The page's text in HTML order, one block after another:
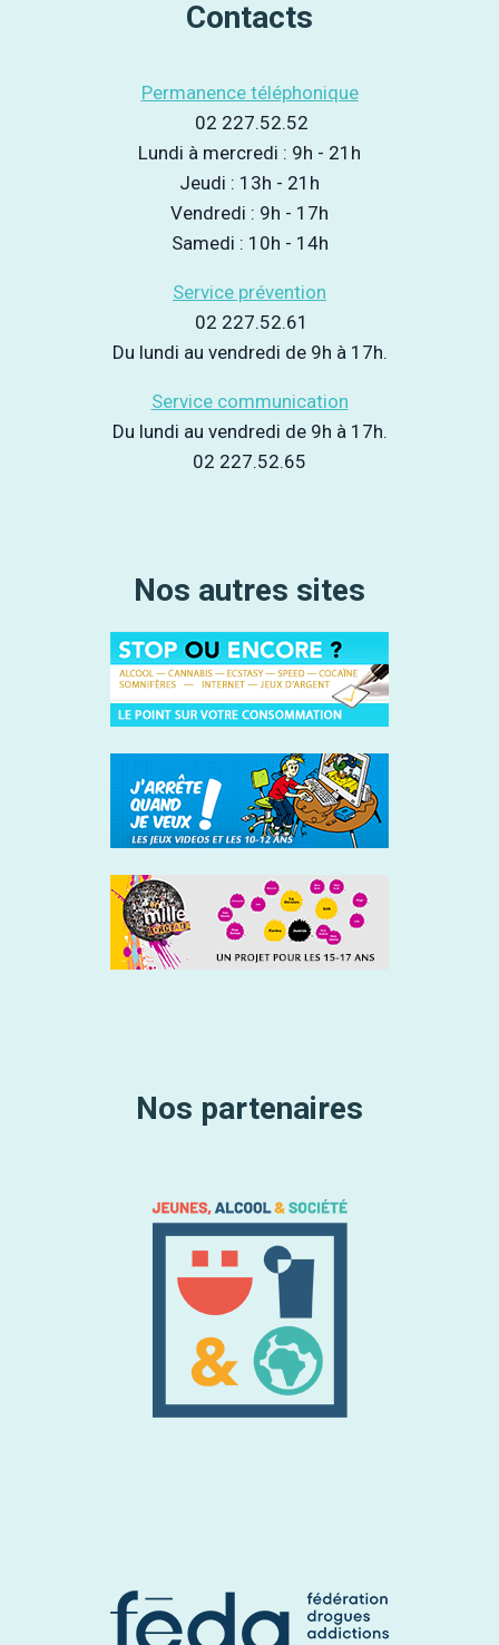
Contacts
Permanence téléphonique
02 227.52.52
Lundi à mercredi : 9h - 21h
Jeudi : 13h - 21h
Vendredi : 9h - 17h
Samedi : 10h - 14h
Service prévention
02 227.52.61
Du lundi au vendredi de 9h à 17h.
Service communication
Du lundi au vendredi de 9h à 17h.
02 227.52.65
Nos autres sites
Nos partenaires